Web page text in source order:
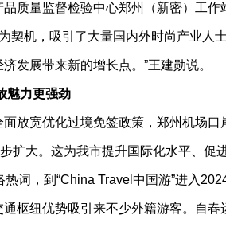
质量监督检验中心郑州（新密）工
契机，吸引了大量国内外时尚产业
发展带来新的增长点。”王建勋说。
魅力更强劲
宽优化过境免签政策，郑州机场口
扩大。这为我市提升国际化水平、促
词，到“China Travel中国游”进入
枢纽优势吸引来不少外籍游客。自